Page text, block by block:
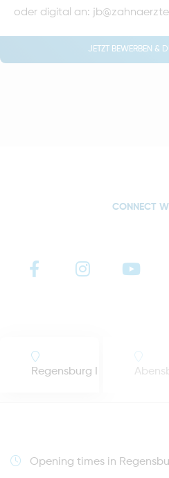
oder digital an:
JETZT BEWERBEN &
CONNECT
Regensburg I
Opening times in